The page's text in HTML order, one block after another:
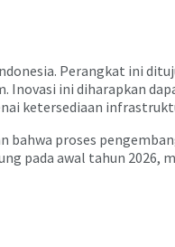
Perangkat ini
Inovasi ini diharapkan
ketersediaan
proses
pada awal tahun 2026,